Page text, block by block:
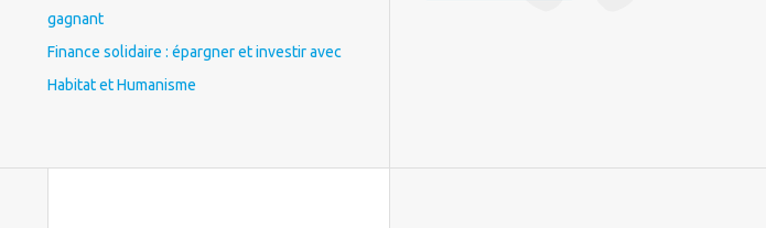
gagnant
Finance solidaire : épargner et investir avec
Habitat et Humanisme